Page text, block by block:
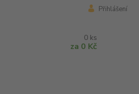
Přihlášení
0 ks
za 0 Kč